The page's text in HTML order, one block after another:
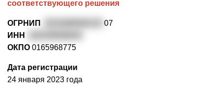
соответствующего решения
ОГРНИП
07
ИНН
ОКПО 0165968775
Дата регистрации
24 января 2023 года